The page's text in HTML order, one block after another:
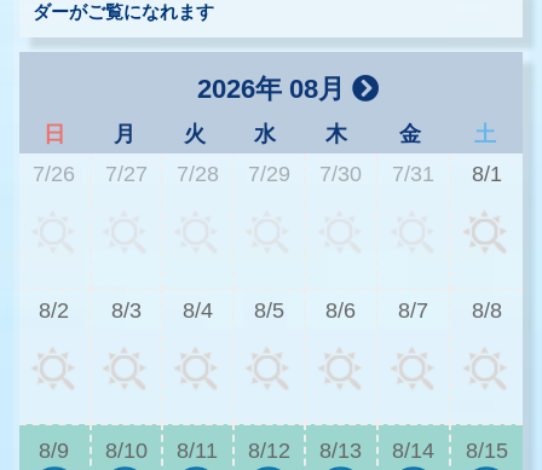
ダーがご覧になれます
2026年 08月
日 月 火 水 木 金
土
7/26
7/27 7/28 7/29 7/30 7/31 8/1
8/2 8/3 8/4 8/5 8/6 8/7 8/8
8/9 8/10 8/11 8/12 8/13 8/14 8/15